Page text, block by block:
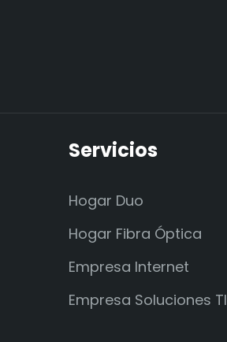
Servicios
Hogar Duo
Hogar Fibra Óptica
Empresa Internet
Empresa Soluciones TI